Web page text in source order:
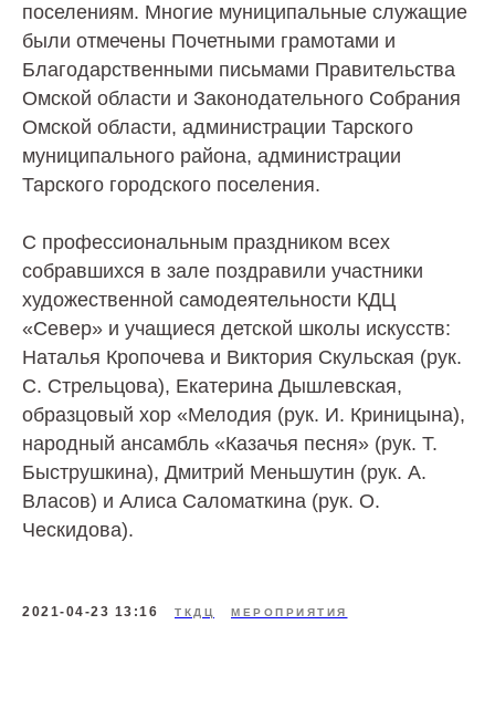
поселениям. Многие муниципальные служащие
были отмечены Почетными грамотами и
Благодарственными письмами Правительства
Омской области и Законодательного Собрания
Омской области, администрации Тарского
муниципального района, администрации
Тарского городского поселения.
С профессиональным праздником всех
собравшихся в зале поздравили участники
художественной самодеятельности КДЦ
«Север» и учащиеся детской школы искусств:
Наталья Кропочева и Виктория Скульская (рук.
С. Стрельцова), Екатерина Дышлевская,
образцовый хор «Мелодия (рук. И. Криницына),
народный ансамбль «Казачья песня» (рук. Т.
Быструшкина), Дмитрий Меньшутин (рук. А.
Власов) и Алиса Саломаткина (рук. О.
Ческидова).
2021-04-23 13:16 ТКДЦ МЕРОПРИЯТИЯ